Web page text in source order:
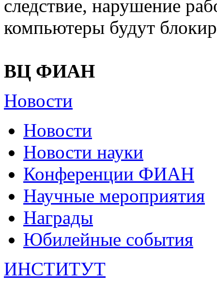
следствие, нарушение
компьютеры будут
ВЦ ФИАН
Новости
Новости
Новости науки
Конференции ФИАН
Научные мероприятия
Награды
Юбилейные события
ИНСТИТУТ